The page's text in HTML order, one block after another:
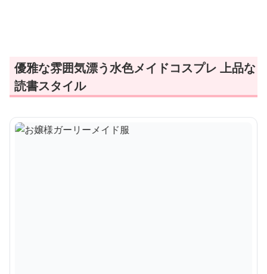
優雅な雰囲気漂う水色メイドコスプレ 上品な
読書スタイル